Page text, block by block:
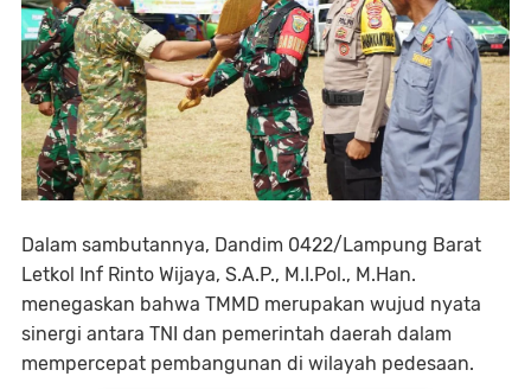
Dalam sambutannya, Dandim 0422/Lampung Barat
Letkol Inf Rinto Wijaya, S.A.P., M.I.Pol., M.Han.
menegaskan bahwa TMMD merupakan wujud nyata
sinergi antara TNI dan pemerintah daerah dalam
mempercepat pembangunan di wilayah pedesaan.